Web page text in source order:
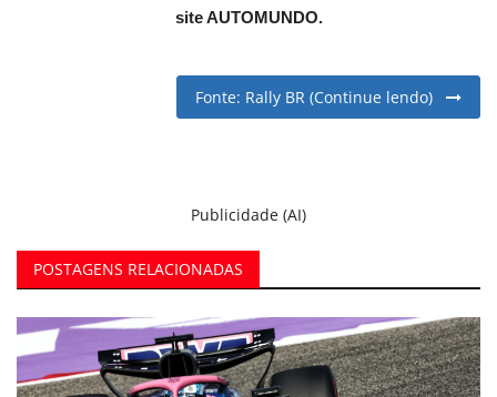
site AUTOMUNDO.
Fonte: Rally BR (Continue lendo)
Publicidade (AI)
POSTAGENS RELACIONADAS